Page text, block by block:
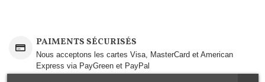
PAIMENTS SÉCURISÉS
Nous acceptons les cartes Visa, MasterCard et American
Express via PayGreen et PayPal